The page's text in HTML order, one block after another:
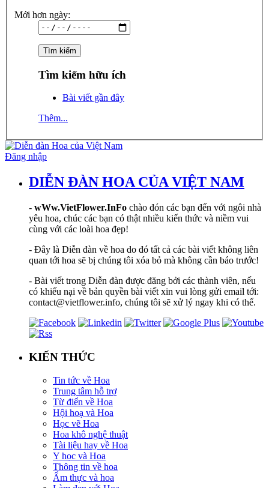
Mới hơn ngày:
Tìm kiếm hữu ích
Bài viết gần đây
Thêm...
Đăng nhập
DIỄN ĐÀN HOA CỦA VIỆT NAM
- wWw.VietFlower.InFo chào đón các bạn đến với ngôi nhà
yêu hoa, chúc các bạn có thật nhiều kiến thức và niềm vui
cùng với các loài hoa đẹp!
- Đây là Diễn đàn về hoa do đó tất cả các bài viết không liên
quan tới hoa sẽ bị chúng tôi xóa bỏ mà không cần báo trước!
- Bài viết trong Diễn đàn được đăng bởi các thành viên, nếu
có khiếu nại về bản quyền bài viết xin vui lòng gửi email tới:
contact@vietflower.info, chúng tôi sẽ xử lý ngay khi có thể.
KIẾN THỨC
Tin tức về Hoa
Trung tâm hỗ trợ
Từ điển về Hoa
Hội hoạ và Hoa
Học vẽ Hoa
Hoa khô nghệ thuật
Tài liệu hay về Hoa
Y học và Hoa
Thông tin về hoa
Ẩm thực và hoa